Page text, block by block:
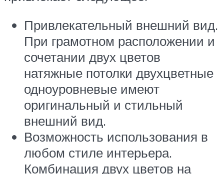
Привлекательный внешний вид.
При грамотном расположении и
сочетании двух цветов
натяжные потолки двухцветные
одноуровневые имеют
оригинальный и стильный
внешний вид.
Возможность использования в
любом стиле интерьера.
Комбинация двух цветов на